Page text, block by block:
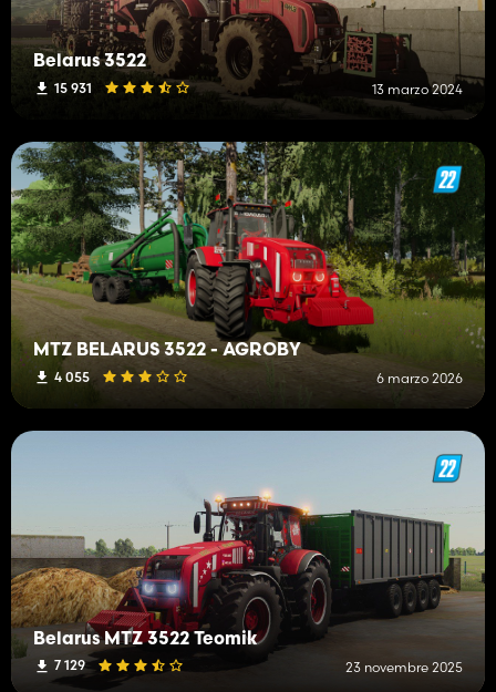
Belarus 3522
15 931 13 marzo 2024
MTZ BELARUS 3522 - AGROBY
4 055 6 marzo 2026
Belarus MTZ 3522 Teomik
7 129 23 novembre 2025